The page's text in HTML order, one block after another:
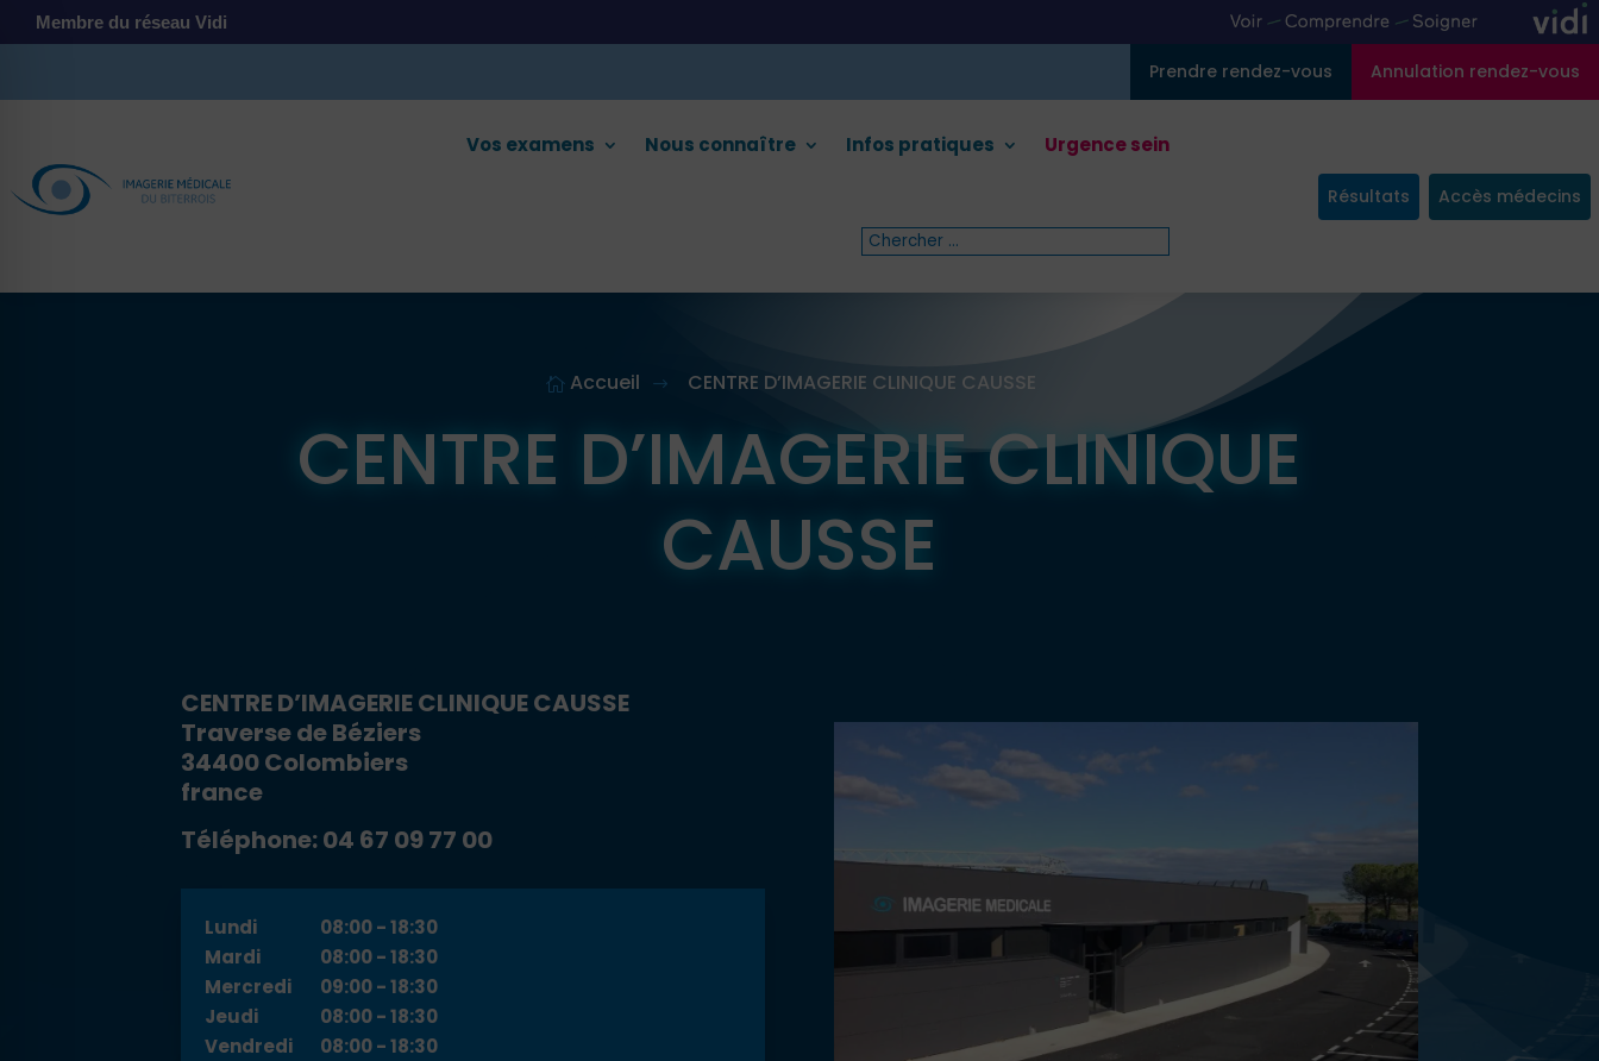
Membre du réseau Vidi
Annulation rendez-vous
Prendre rendez-vous
Vos examens Nous connaître Infos pratiques Urgence sein
Résultats Accès médecins
Accueil $ CENTRE D’IMAGERIE CLINIQUE CAUSSE
CENTRE D’IMAGERIE CLINIQUE
CAUSSE
CENTRE D’IMAGERIE CLINIQUE CAUSSE
Traverse de Béziers
34400Colombiers
france
Téléphone:04 67 09 77 00
Lundi
08:00 - 18:30
Mardi
08:00 - 18:30
Mercredi
09:00 - 18:30
Jeudi
08:00 - 18:30
Vendredi
08:00 - 18:30